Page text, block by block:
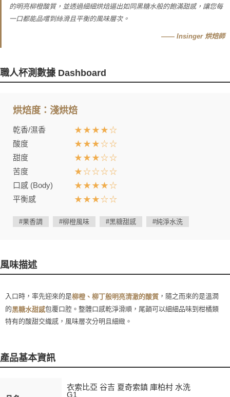
的明亮柳橙酸質，並透過細細烘焙逼出如同黑糖水般的飽滿甜感，讓您每
一口都能品嚐到絲滑且平衡的風味層次。
—— Insinger 烘焙師
職人杯測數據 Dashboard
烘焙度：淺烘焙
乾香/濕香
★★★★☆
酸度
★★★☆☆
甜度
★★★☆☆
苦度
★☆☆☆☆
口感 (Body)
★★★★☆
平衡感
★★★☆☆
#果香調 #柳橙風味 #黑糖甜感 #純淨水洗
風味描述
入口時，率先迎來的是柳橙、柳丁般明亮清澈的酸質 ，隨之而來的是溫潤
的黑糖水甜感包覆口腔。整體口感乾淨滑順，尾韻可以細細品味到柑橘類
特有的酸甜交織感，風味層次分明且細緻。
產品基本資訊
衣索比亞 谷吉 夏奇索鎮 庫柏村 水洗
G1